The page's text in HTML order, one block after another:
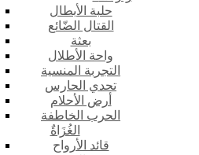
حلبة الأبطال
القتال الضّائع
بعثة
واحة الأطلال
التجربة المنسية
تحدي الحارس
أرض الأحلام
الحرب الخاطفة
الغُزَاةٌ
قائد الأرواح